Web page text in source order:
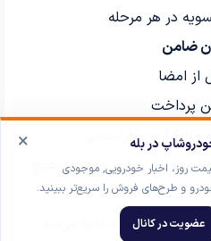
در هر مرحله
ضامن
از امضا
پرداخت
گزارش کارشناسی
تا زمان تحویل، هیچ
چیزیه که اجرا می‌شه.
× در بله
روز، اخبار خودرویی, موجودی
و طرح‌های فروش را سریع‌تر ببینید.
عضویت در کانال